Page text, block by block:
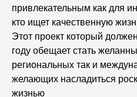
Прибрежные жилые
жизнь у моря.
Лучшие стейк-рестораны
любителей мяса.
привлекательным как для
кто ищет качественную
Этот проект который
году обещает стать
региональных так и
желающих насладиться
жизнью